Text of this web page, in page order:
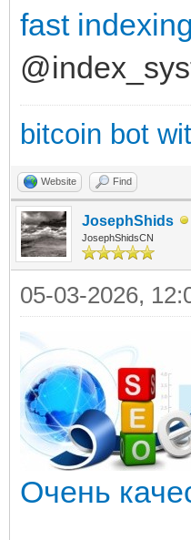
fast
bitcoin bot
Website Find
JosephShids
JosephShidsCN
05-03-2026,
Очень